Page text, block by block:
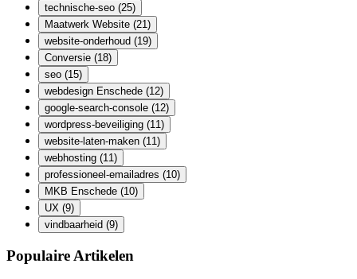
technische-seo (25)
Maatwerk Website (21)
website-onderhoud (19)
Conversie (18)
seo (15)
webdesign Enschede (12)
google-search-console (12)
wordpress-beveiliging (11)
website-laten-maken (11)
webhosting (11)
professioneel-emailadres (10)
MKB Enschede (10)
UX (9)
vindbaarheid (9)
Populaire Artikelen